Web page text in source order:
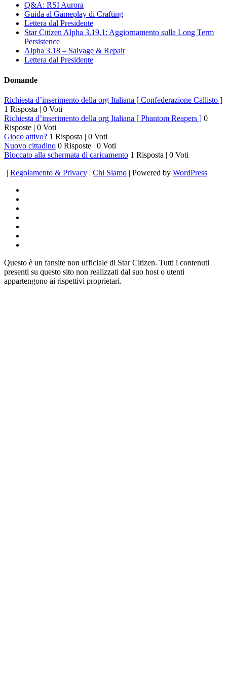
Q&A: RSI Aurora
Guida al Gameplay di Crafting
Lettera dal Presidente
Star Citizen Alpha 3.19.1: Aggiornamento sulla Long Term
Persistence
Alpha 3.18 – Salvage & Repair
Lettera dal Presidente
Domande
Richiesta d’inserimento della org Italiana [ Confederazione Callisto ]
1 Risposta | 0 Voti
Richiesta d’inserimento della org Italiana [ Phantom Reapers ] 0
Risposte | 0 Voti
Gioco attivo? 1 Risposta | 0 Voti
Nuovo cittadino 0 Risposte | 0 Voti
Bloccato alla schermata di caricamento 1 Risposta | 0 Voti
| Regolamento & Privacy | Chi Siamo | Powered by WordPress
Questo è un fansite non ufficiale di Star Citizen. Tutti i contenuti
presenti su questo sito non realizzati dal suo host o utenti
appartengono ai rispettivi proprietari.